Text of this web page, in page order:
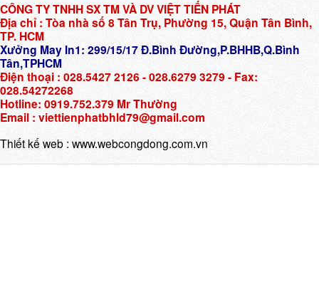
CÔNG TY TNHH SX TM VÀ DV VIỆT TIẾN PHÁT
Địa chỉ : Tòa nhà số 8 Tân Trụ, Phường 15, Quận Tân Bình,
TP. HCM
Xưởng May In1: 299/15/17 Đ.Bình Đường,P.BHHB,Q.Bình
Tân,TPHCM
Điện thoại : 028.5427 2126 - 028.6279 3279 - Fax:
028.54272268
Hotline: 0919.752.379 Mr Thường
Email : viettienphatbhld79@gmail.com
Thiết kế web : www.webcongdong.com.vn